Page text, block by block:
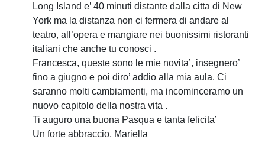
Long Island e’ 40 minuti distante dalla citta di New
York ma la distanza non ci fermera di andare al
teatro, all’opera e mangiare nei buonissimi ristoranti
italiani che anche tu conosci .
Francesca, queste sono le mie novita’, insegnero’
fino a giugno e poi diro’ addio alla mia aula. Ci
saranno molti cambiamenti, ma incominceramo un
nuovo capitolo della nostra vita .
Ti auguro una buona Pasqua e tanta felicita’
Un forte abbraccio, Mariella